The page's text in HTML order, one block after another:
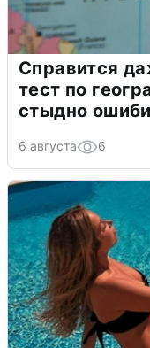
Справится
тест по
стыдно
6 августа 6